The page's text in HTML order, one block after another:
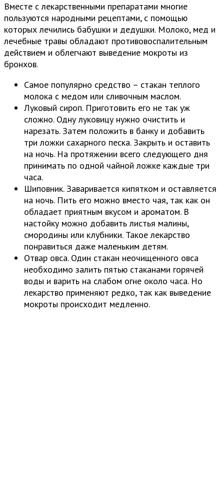
Вместе с лекарственными препаратами многие
пользуются народными рецептами, с помощью
которых лечились бабушки и дедушки. Молоко, мед и
лечебные травы обладают противовоспалительным
действием и облегчают выведение мокроты из
бронхов.
Самое популярно средство – стакан теплого
молока с медом или сливочным маслом.
Луковый сироп. Приготовить его не так уж
сложно. Одну луковицу нужно очистить и
нарезать. Затем положить в банку и добавить
три ложки сахарного песка. Закрыть и оставить
на ночь. На протяжении всего следующего дня
принимать по одной чайной ложке каждые три
часа.
Шиповник. Заваривается кипятком и оставляется
на ночь. Пить его можно вместо чая, так как он
обладает приятным вкусом и ароматом. В
настойку можно добавить листья малины,
смородины или клубники. Такое лекарство
понравиться даже маленьким детям.
Отвар овса. Один стакан неочищенного овса
необходимо залить пятью стаканами горячей
воды и варить на слабом огне около часа. Но
лекарство применяют редко, так как выведение
мокроты происходит медленно.